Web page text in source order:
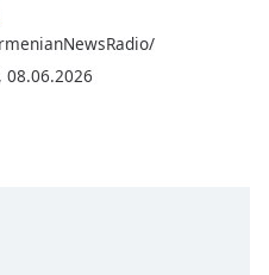
, 08.06.2026